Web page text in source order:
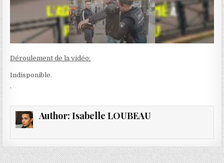
Déroulement de la vidéo:
Indisponible.
.
Author: Isabelle LOUBEAU